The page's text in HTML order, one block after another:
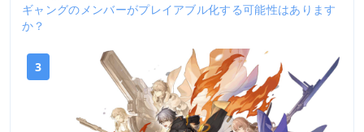
ギャングのメンバーがプレイアブル化する可能性はあります
か？
3